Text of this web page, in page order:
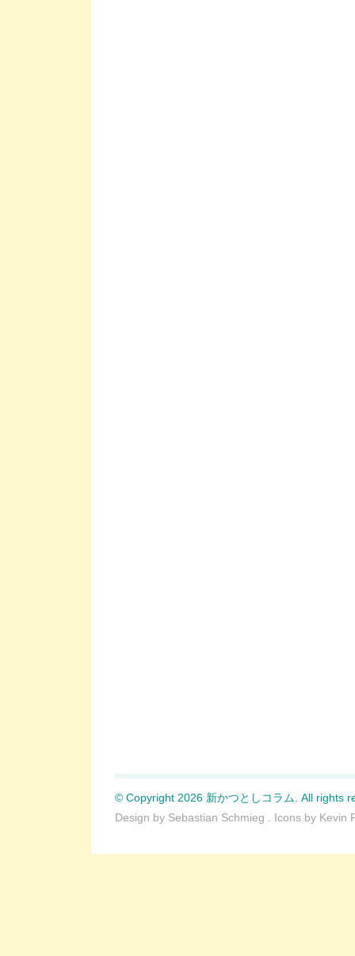
© Copyright 2026 新かつとしコラム. All rights
Design by Sebastian Schmieg . Icons by Kevin